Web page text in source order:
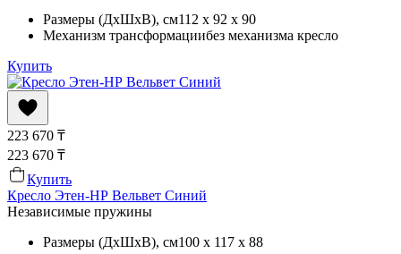
Размеры (ДхШхВ), см112 x 92 x 90
Механизм трансформациибез механизма кресло
Купить
223 670 ₸
223 670 ₸
Купить
Кресло Этен-НР Вельвет Синий
Независимые пружины
Размеры (ДхШхВ), см100 x 117 x 88